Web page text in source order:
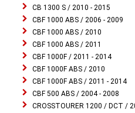
CB 1300 S / 2010 - 2015
CBF 1000 ABS / 2006 - 2009
CBF 1000 ABS / 2010
CBF 1000 ABS / 2011
CBF 1000F / 2011 - 2014
CBF 1000F ABS / 2010
CBF 1000F ABS / 2011 - 2014
CBF 500 ABS / 2004 - 2008
CROSSTOURER 1200 / DCT /